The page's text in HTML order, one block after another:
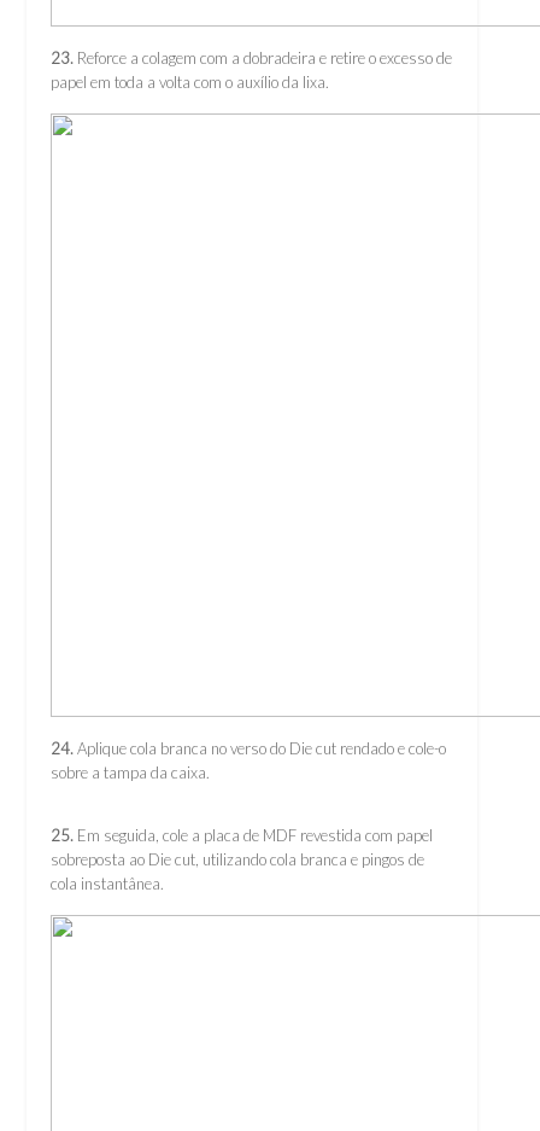
23. Reforce a colagem com a dobradeira e retire o excesso de
papel em toda a volta com o auxílio da lixa.
24.Aplique cola branca no verso do Die cut rendado e cole-o
sobre a tampa da caixa.
25. Em seguida, cole a placa de MDF revestida com papel
sobreposta ao Die cut, utilizando cola branca e pingos de
cola instantânea.